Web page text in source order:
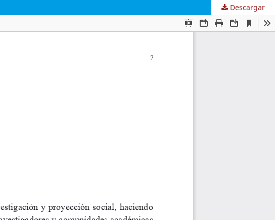
Descargar